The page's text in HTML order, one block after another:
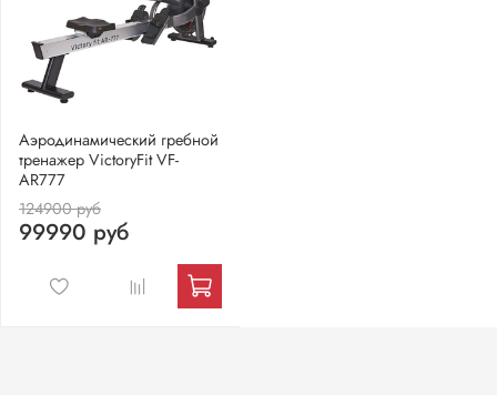
Аэродинамический гребной
тренажер VictoryFit VF-
AR777
124900 руб
99990 руб